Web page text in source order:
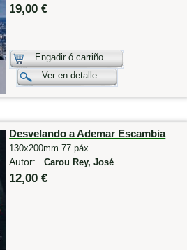
19,00 €
Engadir ó carriño
Ver en detalle
Desvelando a Ademar Escambia
130x200mm.77 páx.
Autor:Carou Rey, José
12,00 €